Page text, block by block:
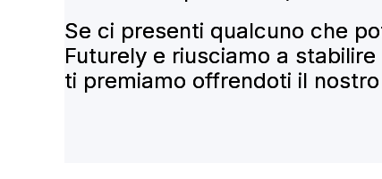
Se ci presenti qualcuno che
Futurely e riusciamo a
ti premiamo offrendoti il